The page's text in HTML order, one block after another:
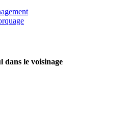
dans le voisinage